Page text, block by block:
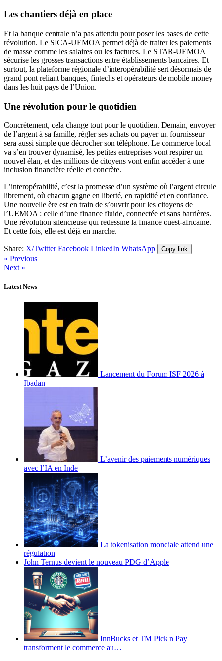
Les chantiers déjà en place
Et la banque centrale n’a pas attendu pour poser les bases de cette
révolution. Le SICA-UEMOA permet déjà de traiter les paiements
de masse comme les salaires ou les factures. Le STAR-UEMOA
sécurise les grosses transactions entre établissements bancaires. Et
surtout, la plateforme régionale d’interopérabilité sert désormais de
grand pont reliant banques, fintechs et opérateurs de mobile money
dans les huit pays de l’Union.
Une révolution pour le quotidien
Concrètement, cela change tout pour le quotidien. Demain, envoyer
de l’argent à sa famille, régler ses achats ou payer un fournisseur
sera aussi simple que décrocher son téléphone. Le commerce local
va s’en trouver dynamisé, les petites entreprises vont respirer un
nouvel élan, et des millions de citoyens vont enfin accéder à une
inclusion financière réelle et concrète.
L’interopérabilité, c’est la promesse d’un système où l’argent circule
librement, où chacun gagne en liberté, en rapidité et en confiance.
Une nouvelle ère est en train de s’ouvrir pour les citoyens de
l’UEMOA : celle d’une finance fluide, connectée et sans barrières.
Une révolution silencieuse qui redessine la finance ouest-africaine.
Et cette fois, elle est déjà en marche.
Share: X/Twitter Facebook LinkedIn WhatsApp Copy link
« Previous
Next »
Latest News
Lancement du Forum ISF 2026 à
Ibadan
L’avenir des paiements numériques
avec l’IA en Inde
La tokenisation mondiale attend une
régulation
John Ternus devient le nouveau PDG d’Apple
InnBucks et TM Pick n Pay
transforment le commerce au…